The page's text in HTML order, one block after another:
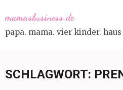
to
content
mamasbusiness.de
papa. mama. vier kinder.
SCHLAGWORT: